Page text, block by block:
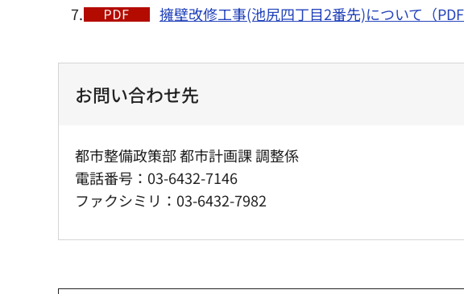
7.
擁壁改修工事(池尻四丁目2番先)について（PDF
お問い合わせ先
都市整備政策部 都市計画課 調整係
電話番号：03-6432-7146
ファクシミリ：03-6432-7982